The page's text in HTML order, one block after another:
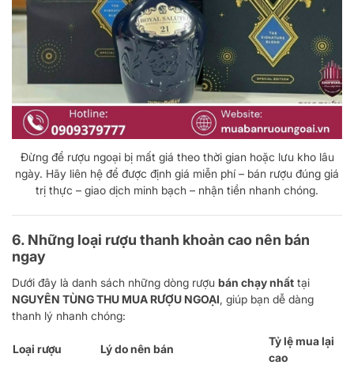
Đừng để rượu ngoại bị mất giá theo thời gian hoặc lưu kho lâu
ngày. Hãy liên hệ để được định giá miễn phí – bán rượu đúng giá
trị thực – giao dịch minh bạch – nhận tiền nhanh chóng.
6. Những loại rượu thanh khoản cao nên bán
ngay
Dưới đây là danh sách những dòng rượu bán chạy nhất tại
NGUYÊN TÙNG THU MUA RƯỢU NGOẠI, giúp bạn dễ dàng
thanh lý nhanh chóng:
Loại rượu Lý do nên bán
Tỷ lệ mua lại
cao